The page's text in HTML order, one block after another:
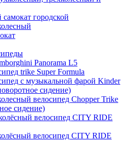
городской
Panorama L5
trike Super Formula
с музыкальной фарой Kinder
сидение)
велосипед Chopper Trike
сидение)
велосипед CITY RIDE
велосипед CITY RIDE